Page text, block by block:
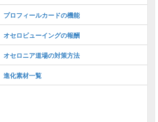
プロフィールカードの機能
オセロビューイングの報酬
オセロニア道場の対策方法
進化素材一覧